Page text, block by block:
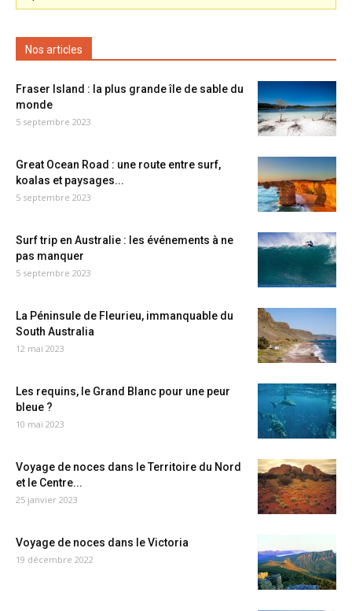
Nos articles
Fraser Island : la plus grande île de sable du
monde
5 septembre 2023
Great Ocean Road : une route entre surf,
koalas et paysages...
5 septembre 2023
Surf trip en Australie : les événements à ne
pas manquer
5 septembre 2023
La Péninsule de Fleurieu, immanquable du
South Australia
12 mai 2023
Les requins, le Grand Blanc pour une peur
bleue ?
10 mai 2023
Voyage de noces dans le Territoire du Nord
et le Centre...
25 janvier 2023
Voyage de noces dans le Victoria
19 décembre 2022